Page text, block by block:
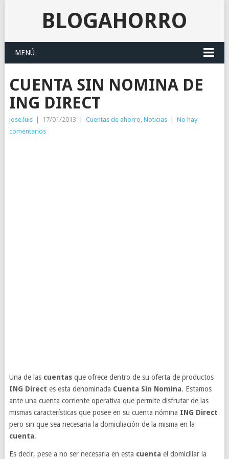
BLOGAHORRO
MENÚ
CUENTA SIN NOMINA DE
ING DIRECT
jose.luis 17/01/2013 Cuentas de ahorro, Noticias
No hay
comentarios
Una de las cuentasque ofrece dentro de su oferta de productos
ING Direct es esta denominada Cuenta Sin Nomina. Estamos
ante una cuenta corriente operativa que permite disfrutar de las
mismas características que posee en su cuenta nómina ING Direct
pero sin que sea necesaria la domiciliación de la misma en la
cuenta.
Es decir, pese a no ser necesaria en esta cuenta el domiciliar la